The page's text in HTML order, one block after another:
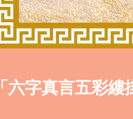
「六字真言五彩縷